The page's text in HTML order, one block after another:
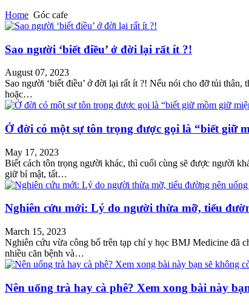
Home Góc cafe
Sao người ‘biết điều’ ở đời lại rất ít ?!
August 07, 2023
Sao người ‘biết điều’ ở đời lại rất ít ?! Nếu nói cho đỡ tủi
hoặc…
Ở đời có một sự tôn trọng được gọi là “biết giữ
May 17, 2023
Biết cách tôn trọng người khác, thì cuối cùng sẽ được người
giữ bí mật, tất…
Nghiên cứu mới: Lý do người thừa mỡ, tiểu
March 15, 2023
Nghiên cứu vừa công bố trên tạp chí y học BMJ Medicine đã
nhiều căn bệnh và…
Nên uống trà hay cà phê? Xem xong bài này